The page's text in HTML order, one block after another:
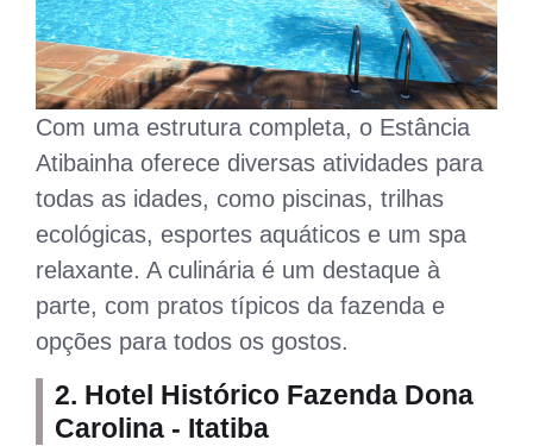
Com uma estrutura completa, o Estância
Atibainha oferece diversas atividades para
todas as idades, como piscinas, trilhas
ecológicas, esportes aquáticos e um spa
relaxante. A culinária é um destaque à
parte, com pratos típicos da fazenda e
opções para todos os gostos.
2. Hotel Histórico Fazenda Dona
Carolina - Itatiba